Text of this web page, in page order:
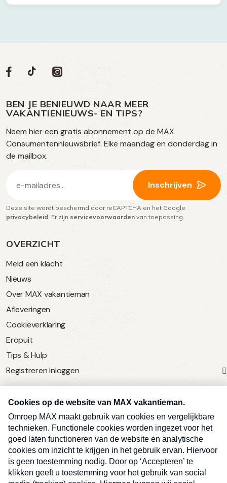
OVERZICHT
Meld een klacht
Nieuws
Over MAX vakantieman
Afleveringen
Cookieverklaring
Eropuit
Tips & Hulp
Registreren Inloggen
SERVICE
Over Omroep MAX
MAX Vandaag
MAX Meldpunt
Pers
Volg
op
social
media
Social
Volg
op
Facebook
Volg
op
TikTok
Volg
op
Instagram
BEN JE BENIEUWD NAAR MEER
VAKANTIENIEUWS- EN TIPS?
Neem hier een gratis abonnement op de MAX
Consumentennieuwsbrief. Elke maandag en donderdag in
de mailbox.
mailadres
(Vereist)
Inschrijven
Deze site wordt beschermd door reCAPTCHA en het Google
privacybeleid . Er zijn servicevoorwaarden van toepassing.